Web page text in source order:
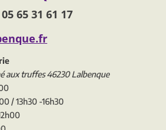
65 31 61 17
aux truffes 46230 Lalbenque
/ 13h30 -16h30